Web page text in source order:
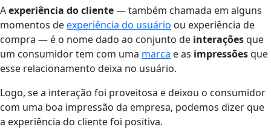
Aexperiência do cliente— também chamada em alguns
momentos deexperiência do usuário ou experiência de
compra — é o nome dado ao conjunto de interaçõesque
um consumidor tem com uma marca e as impressõesque
esse relacionamento deixa no usuário.
Logo, se a interação foi proveitosa e deixou o consumidor
com uma boa impressão da empresa, podemos dizer que
a experiência do cliente foi positiva.